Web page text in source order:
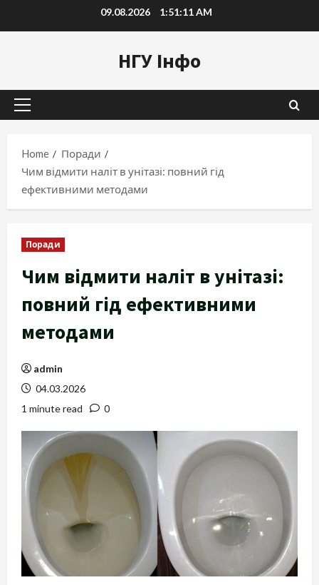
to
09.08.2026 1:51:12 AM
НГУ Інфо
Primary
Home
Поради
Чим відмити наліт в унітазі: повний гід
ефективними методами
Поради
Чим відмити наліт в унітазі:
повний гід ефективними
методами
admin
04.03.2026
1 minute read
0